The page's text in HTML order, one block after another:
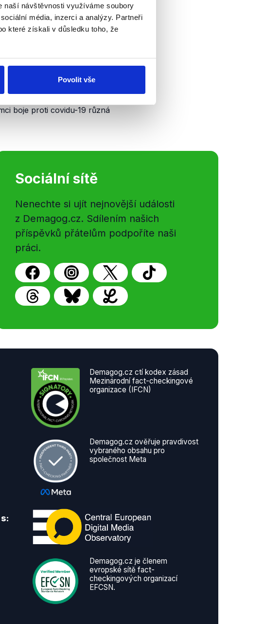
naší návštěvnosti využíváme soubory
média, inzerci a analýzy. Partneři
které získali v důsledku toho, že
Povolit vše
spíše důvěřuje informacím,
hodnotíme jako pravdivý.
boje proti covidu-19 různá
Sociální sítě
Nenechte si ujít nejnovější události
z Demagog.cz. Sdílením našich
příspěvků přátelům podpoříte naši
práci.
Demagog.cz ctí kodex zásad
Mezinárodní fact-checkingové
organizace (IFCN)
Demagog.cz ověřuje pravdivost
vybraného obsahu pro
společnost Meta
Demagog.cz je členem
evropské sítě fact-
checkingových organizací
EFCSN.